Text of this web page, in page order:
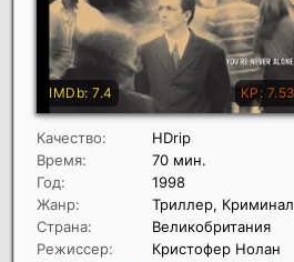
Качество:
HDrip
Время:
70 мин.
Год:
1998
Жанр:
Триллер, Криминал
Страна:
Великобритания
Режиссер:
Кристофер Нолан